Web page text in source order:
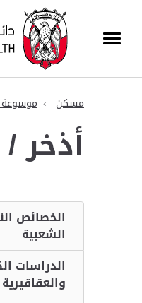
مسكن موسوعة
أذخر / Cymbopogon schoenanthus
الخصائص
الشعبية
الدراسات
والعقاقيرية